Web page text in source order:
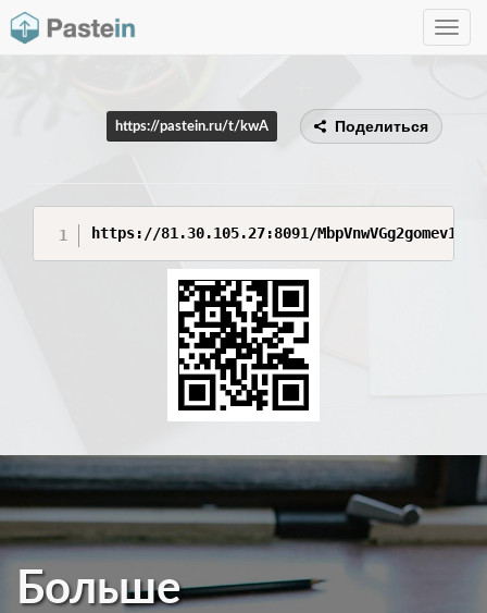
Toggle
https://pastein.ru/t/kwA Поделиться
https://81.30.105.27:8091/
Больше